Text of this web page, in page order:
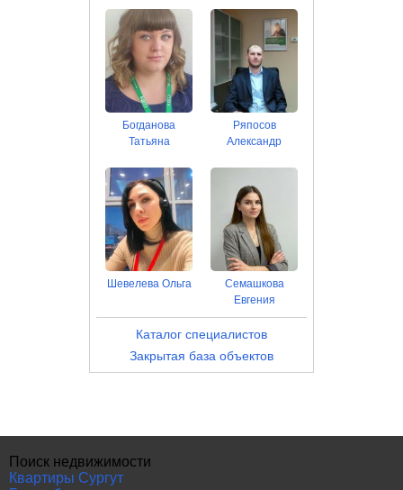
Богданова
Татьяна
Ряпосов
Александр
Шевелева Ольга
Семашкова
Евгения
Каталог специалистов
Закрытая база объектов
Поиск недвижимости
Квартиры Сургут